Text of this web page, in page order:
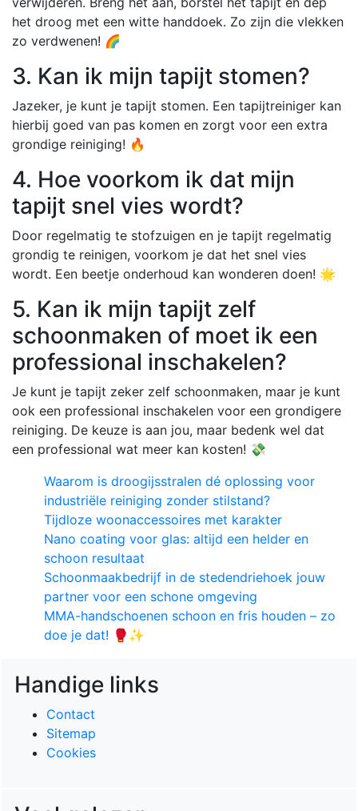
het droog met een witte handdoek. Zo zijn die vlekken
zo verdwenen! 🌈
3. Kan ik mijn tapijt stomen?
Jazeker, je kunt je tapijt stomen. Een tapijtreiniger kan
hierbij goed van pas komen en zorgt voor een extra
grondige reiniging! 🔥
4. Hoe voorkom ik dat mijn
tapijt snel vies wordt?
Door regelmatig te stofzuigen en je tapijt regelmatig
grondig te reinigen, voorkom je dat het snel vies
wordt. Een beetje onderhoud kan wonderen doen! 🌟
5. Kan ik mijn tapijt zelf
schoonmaken of moet ik een
professional inschakelen?
Je kunt je tapijt zeker zelf schoonmaken, maar je kunt
ook een professional inschakelen voor een grondigere
reiniging. De keuze is aan jou, maar bedenk wel dat
een professional wat meer kan kosten! 💸
Waarom is droogijsstralen dé oplossing voor
industriële reiniging zonder stilstand?
Tijdloze woonaccessoires met karakter
Nano coating voor glas: altijd een helder en
schoon resultaat
Schoonmaakbedrijf in de stedendriehoek jouw
partner voor een schone omgeving
MMA-handschoenen schoon en fris houden – zo
doe je dat! 🥊✨
Handige links
Contact
Sitemap
Cookies